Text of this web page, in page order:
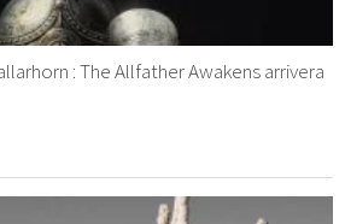
: The Allfather Awakens arrivera